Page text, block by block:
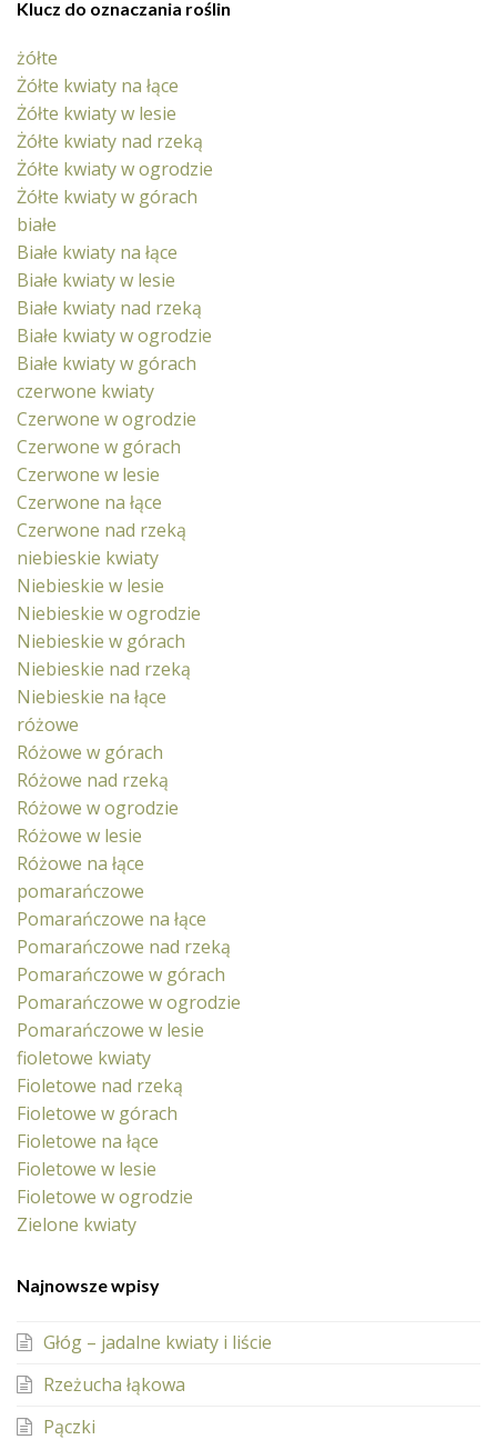
Klucz do oznaczania roślin
żółte
Żółte kwiaty na łące
Żółte kwiaty w lesie
Żółte kwiaty nad rzeką
Żółte kwiaty w ogrodzie
Żółte kwiaty w górach
białe
Białe kwiaty na łące
Białe kwiaty w lesie
Białe kwiaty nad rzeką
Białe kwiaty w ogrodzie
Białe kwiaty w górach
czerwone kwiaty
Czerwone w ogrodzie
Czerwone w górach
Czerwone w lesie
Czerwone na łące
Czerwone nad rzeką
niebieskie kwiaty
Niebieskie w lesie
Niebieskie w ogrodzie
Niebieskie w górach
Niebieskie nad rzeką
Niebieskie na łące
różowe
Różowe w górach
Różowe nad rzeką
Różowe w ogrodzie
Różowe w lesie
Różowe na łące
pomarańczowe
Pomarańczowe na łące
Pomarańczowe nad rzeką
Pomarańczowe w górach
Pomarańczowe w ogrodzie
Pomarańczowe w lesie
fioletowe kwiaty
Fioletowe nad rzeką
Fioletowe w górach
Fioletowe na łące
Fioletowe w lesie
Fioletowe w ogrodzie
Zielone kwiaty
Najnowsze wpisy
Głóg – jadalne kwiaty i liście
Rzeżucha łąkowa
Pączki